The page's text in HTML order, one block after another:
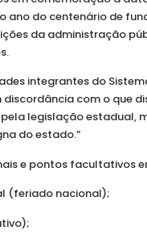
ano do centenário de
da administração
integrantes do
com o que
legislação estadual,
do estado.”
e pontos facultativos
(feriado nacional);